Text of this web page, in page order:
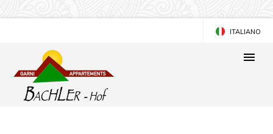
ITALIANO
ENGLISH